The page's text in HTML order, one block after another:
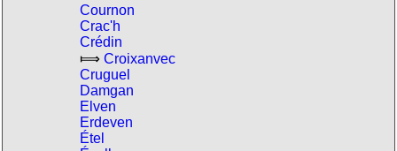
Cournon
Crac'h
Crédin
⟾ Croixanvec
Cruguel
Damgan
Elven
Erdeven
Étel